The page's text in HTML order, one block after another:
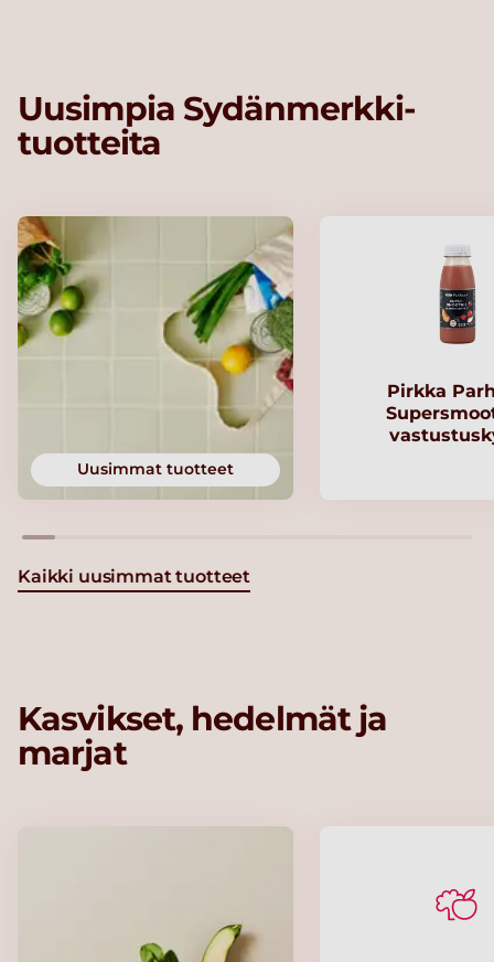
Uusimpia Sydänmerkki-
tuotteita
Uusimmat tuotteet
Pirkka
Kaikki uusimmat tuotteet
Kasvikset, hedelmät ja
marjat